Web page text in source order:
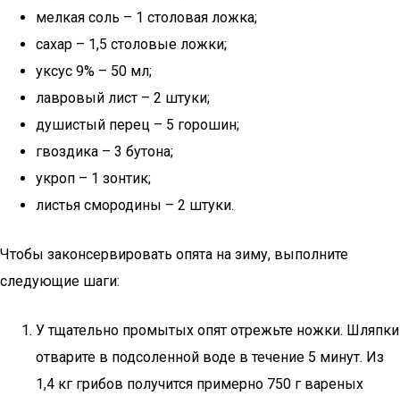
мелкая соль – 1 столовая ложка;
сахар – 1,5 столовые ложки;
уксус 9% – 50 мл;
лавровый лист – 2 штуки;
душистый перец – 5 горошин;
гвоздика – 3 бутона;
укроп – 1 зонтик;
листья смородины – 2 штуки.
Чтобы законсервировать опята на зиму, выполните
следующие шаги:
У тщательно промытых опят отрежьте ножки. Шляпки
отварите в подсоленной воде в течение 5 минут. Из
1,4 кг грибов получится примерно 750 г вареных